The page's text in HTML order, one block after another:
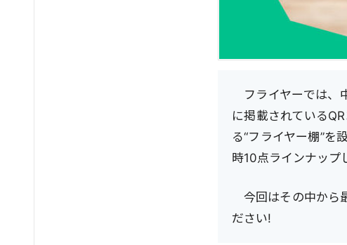
フライヤーでは、
に掲載されている
る“フライヤー棚”を
時10点ラインナップ
今回はその中から
ださい!